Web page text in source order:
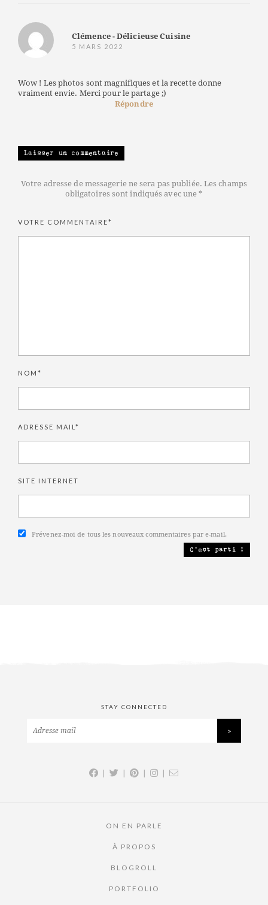
Clémence - Délicieuse Cuisine
5 MARS 2022
Wow ! Les photos sont magnifiques et la recette donne
vraiment envie. Merci pour le partage ;)
Répondre
Laisser un commentaire
Votre adresse de messagerie ne sera pas publiée. Les champs
obligatoires sont indiqués avec une *
VOTRE COMMENTAIRE*
NOM*
ADRESSE MAIL*
SITE INTERNET
Prévenez-moi de tous les nouveaux commentaires par e-mail.
STAY CONNECTED
| | | |
ON EN PARLE
À PROPOS
BLOGROLL
PORTFOLIO